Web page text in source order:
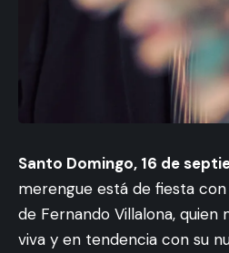
Santo Domingo, 16 de
merengue está de fiesta
de Fernando Villalona, quien
viva y en tendencia con su